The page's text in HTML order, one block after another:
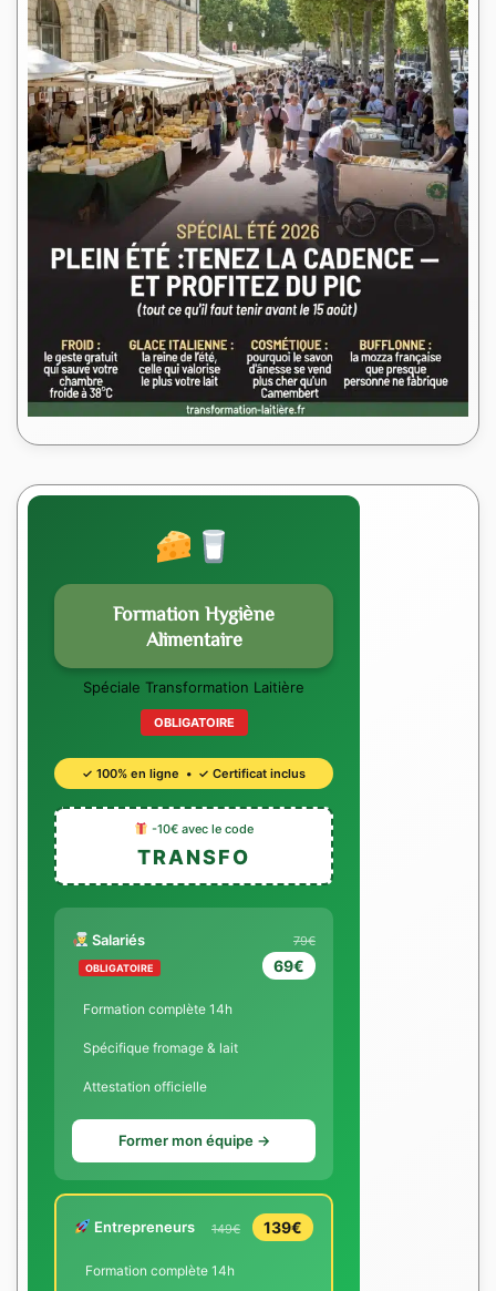
Formation Hygiène
Alimentaire
Spéciale Transformation Laitière
OBLIGATOIRE
✓ 100% en ligne • ✓ Certificat inclus
-10€ avec le code
TRANSFO
Salariés
OBLIGATOIRE
79€
69€
Formation complète 14h
Spécifique fromage & lait
Attestation officielle
Former mon équipe →
Entrepreneurs 149€ 139€
Formation complète 14h